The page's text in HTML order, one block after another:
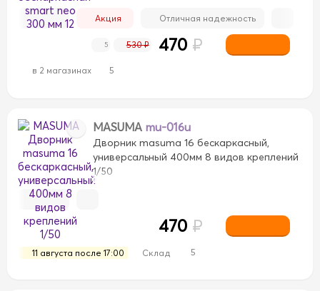
Акция Отличная надежность
в 2 магазинах 5
5 530 ₽ 470 ₽
MASUMA mu-016u
Дворник masuma 16 бескаркасный,
универсальный 400мм 8 видов креплений
1/50
11 августа после 17:00 Склад 5
470 ₽